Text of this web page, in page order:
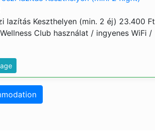
lazítás Keszthelyen (min. 2 éj) 23.400 Ft
Club használat / ingyenes WiFi /